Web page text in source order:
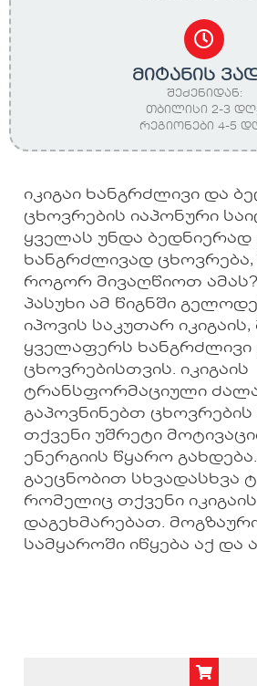
მიტანის
შეძენიდან:
თბილისი 2-3
რეგიონები 4-5
იკიგაი ხანგრძლივი და
ცხოვრების იაპონური
ყველას უნდა ბედნიერად
ხანგრძლივად ცხოვრება,
როგორ მივაღწიოთ ამას?
პასუხი ამ წიგნში
იპოვის საკუთარ იკიგაის,
ყველაფერს ხანგრძლივი
ცხოვრებისთვის. იკიგაის
ტრანსფორმაციული ძალა
გაპოვნინებთ ცხოვრების
თქვენი უშრეტი
ენერგიის წყარო
გაეცნობით სხვადასხვა
რომელიც თქვენი
დაგეხმარებათ.
სამყაროში იწყება აქ და